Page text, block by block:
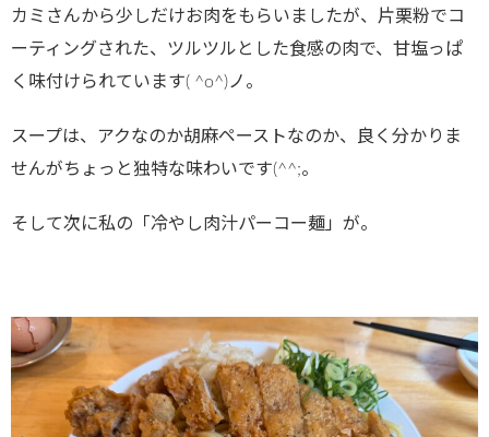
カミさんから少しだけお肉をもらいましたが、片栗粉でコ
ーティングされた、ツルツルとした食感の肉で、甘塩っぱ
く味付けられています( ^o^)ノ。
スープは、アクなのか胡麻ペーストなのか、良く分かりま
せんがちょっと独特な味わいです(^^;。
そして次に私の「冷やし肉汁パーコー麺」が。